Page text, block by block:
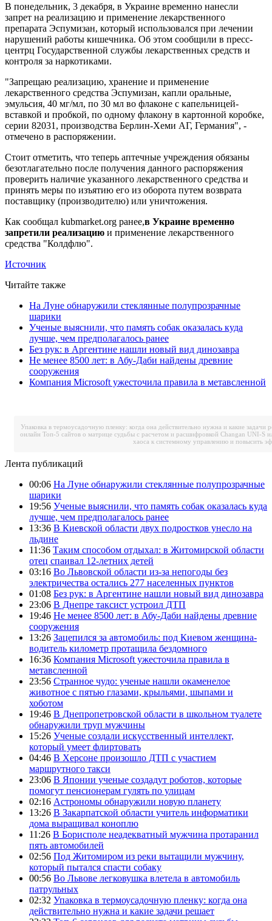
В понедельник, 3 декабря, в Украине временно нанесли
запрет на реализацию и применение лекарственного
препарата Эспумизан, который использовался при лечении
нарушений работы кишечника. Об этом сообщили в пресс-
центрц Государственной службы лекарственных средств и
контроля за наркотиками.
"Запрещаю реализацию, хранение и применение
лекарственного средства Эспумизан, капли оральные,
эмульсия, 40 мг/мл, по 30 мл во флаконе с капельницей-
вставкой и пробкой, по одному флакону в картонной коробке,
серии 82031, производства Берлин-Хеми АГ, Германия", -
отмечено в распоряжении.
Стоит отметить, что теперь аптечные учреждения обязаны
безотлагательно после получения данного распоряжения
проверить наличие указанного лекарственного средства и
принять меры по изъятию его из оборота путем возврата
поставщику (производителю) или уничтожения.
Как сообщал kubmarket.org ранее,в Украине временно
запретили реализацию и применение лекарственного
средства "Колдфлю".
Источник
Читайте также
На Луне обнаружили стеклянные полупрозрачные
шарики
Ученые выяснили, что память собак оказалась куда
лучше, чем предполагалось ранее
Без рук: в Аргентине нашли новый вид динозавра
Не менее 8500 лет: в Абу-Даби найдены древние
сооружения
Компания Microsoft ужесточила правила в метавсленной
Упаковка в термоусадочную пленку: когда она действительно нужна и какие задачи
онлайн Топ-5 сайтов о матрице судьбы с расчетом и расшифровкой Changan UNI-S
хаоса к системному управлению и повысить
Лента публикаций
00:06 На Луне обнаружили стеклянные полупрозрачные
шарики
19:56 Ученые выяснили, что память собак оказалась куда
лучше, чем предполагалось ранее
13:36 В Киевской области двух подростков унесло на
льдине
11:36 Таким способом отдыхал: в Житомирской области
отец спаивал 12-летних детей
03:16 Во Львовской области из-за непогоды без
электричества остались 277 населенных пунктов
01:08 Без рук: в Аргентине нашли новый вид динозавра
23:06 В Днепре таксист устроил ДТП
19:46 Не менее 8500 лет: в Абу-Даби найдены древние
сооружения
13:26 Зацепился за автомобиль: под Киевом женщина-
водитель километр протащила бездомного
16:36 Компания Microsoft ужесточила правила в
метавсленной
23:56 Странное чудо: ученые нашли окаменелое
животное с пятью глазами, крыльями, шыпами и
хоботом
19:46 В Днепропетровской области в школьном туалете
обнаружили труп мужчины
15:26 Ученые создали искусственный интеллект,
который умеет флиртовать
04:46 В Херсоне произошло ДТП с участием
маршрутного такси
23:06 В Японии ученые создадут роботов, которые
помогут пенсионерам гулять по улицам
02:16 Астрономы обнаружили новую планету
13:26 В Закарпатской области учитель информатики
дома выращивал коноплю
11:26 В Борисполе неадекватный мужчина протаранил
пять автомобилей
02:56 Под Житомиром из реки вытащили мужчину,
который пытался спасти собаку
00:56 Во Львове легковушка влетела в автомобиль
патрульных
02:32 Упаковка в термоусадочную пленку: когда она
действительно нужна и какие задачи решает